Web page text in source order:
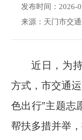
发布时间：2026-
来源：天门市交
近日，为
方式，市交通
色出行”主题志
帮扶多措并举